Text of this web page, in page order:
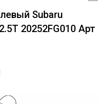
Subaru
20252FG010 Арт